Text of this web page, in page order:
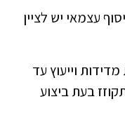
עצמאי יש לציין
מדידות וייעוץ עד
עלות זו תקוזז בעת ביצוע